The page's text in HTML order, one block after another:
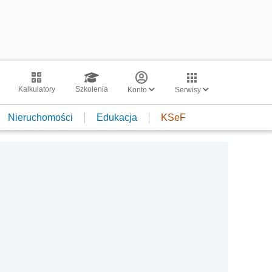
Kalkulatory Szkolenia Konto Serwisy
Nieruchomości Edukacja KSeF